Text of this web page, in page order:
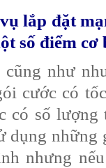
lắp đặt
số điểm cơ
như
cước có
có số
dụng những
nhưng